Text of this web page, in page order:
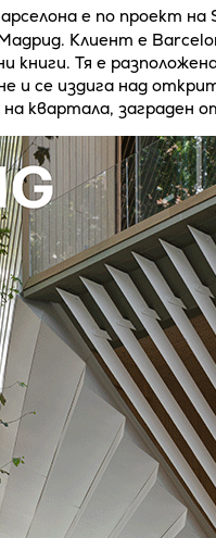
е по проект на
Клиент е
книги. Тя е
и се издига над
квартала, заграден